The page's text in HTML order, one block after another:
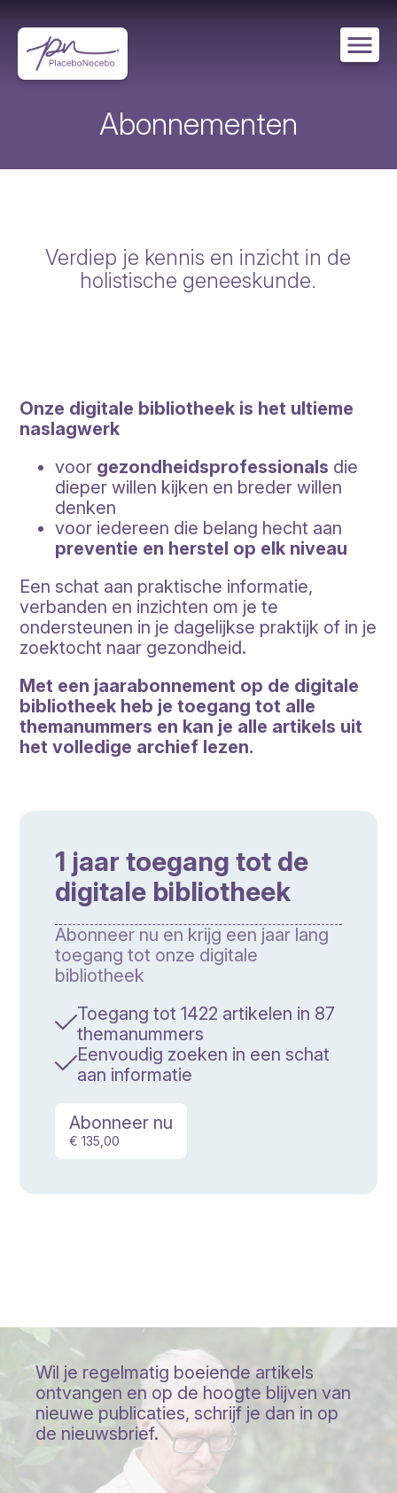
en
naar
de
Abonnementen
Verdiep je kennis en inzicht in de
holistische geneeskunde.
Onze digitale bibliotheek is het ultieme
naslagwerk
voor gezondheidsprofessionals die
dieper willen kijken en breder willen
denken
voor iedereen die belang hecht aan
preventie en herstel op elk niveau
Een schat aan praktische informatie,
verbanden en inzichten om je te
ondersteunen in je dagelijkse praktijk of in je
zoektocht naar gezondheid.
Met een jaarabonnement op de digitale
bibliotheek heb je toegang tot alle
themanummers en kan je alle artikels uit
het volledige archief lezen.
1 jaar toegang tot de
digitale bibliotheek
Abonneer nu en krijg een jaar lang
toegang tot onze digitale
bibliotheek
Toegang tot 1422 artikelen in 87
themanummers
Eenvoudig zoeken in een schat
aan informatie
Abonneer nu
€ 135,00
Wil je regelmatig boeiende artikels
ontvangen en op de hoogte blijven van
nieuwe publicaties, schrijf je dan in op
de nieuwsbrief.